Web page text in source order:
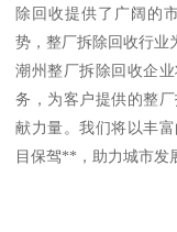
除回收提供了广阔的
势，整厂拆除回收行业
潮州整厂拆除回收企
务，为客户提供的整
献力量。我们将以丰
目保驾**，助力城市发